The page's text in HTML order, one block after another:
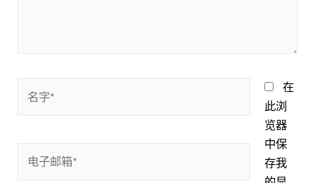
在
此浏
览器
中保
存我